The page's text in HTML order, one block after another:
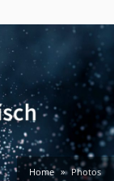
Home Photos